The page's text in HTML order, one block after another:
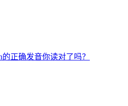
正确发音你读对了吗？